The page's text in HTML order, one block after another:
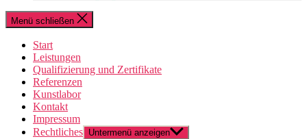
Menü schließen
Start
Leistungen
Qualifizierung und Zertifikate
Referenzen
Kunstlabor
Kontakt
Impressum
Rechtliches Untermenü anzeigen